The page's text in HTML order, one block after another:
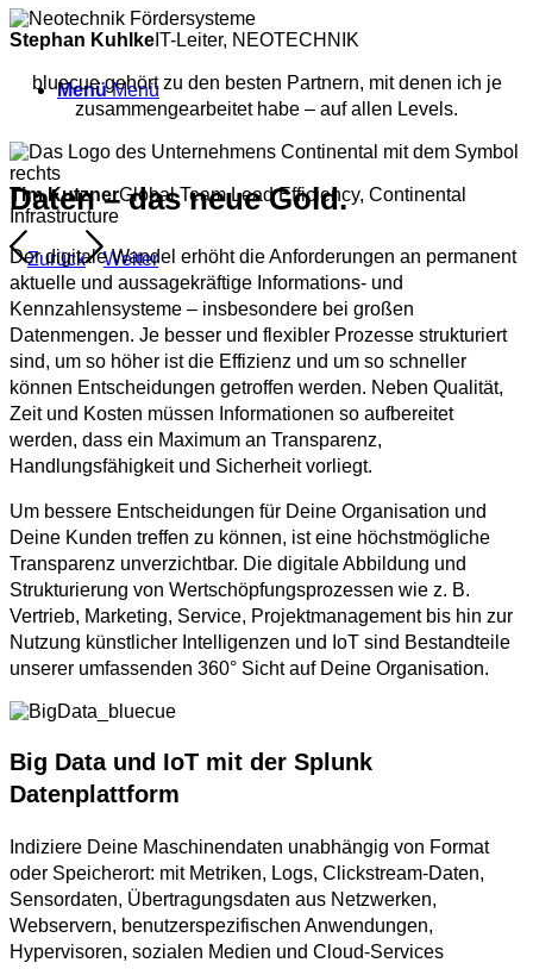
Menü Menü
Stephan Kuhlke IT-Leiter, NEOTECHNIK
bluecue gehört zu den besten Partnern, mit denen ich je
zusammengearbeitet habe – auf allen Levels.
Tim KutznerGlobal Team Lead Efficiency, Continental
Infrastructure
Zurück Weiter
Daten – das neue Gold.
Der digitale Wandel erhöht die Anforderungen an permanent
aktuelle und aussagekräftige Informations- und
Kennzahlensysteme – insbesondere bei großen
Datenmengen. Je besser und flexibler Prozesse strukturiert
sind, um so höher ist die Effizienz und um so schneller
können Entscheidungen getroffen werden. Neben Qualität,
Zeit und Kosten müssen Informationen so aufbereitet
werden, dass ein Maximum an Transparenz,
Handlungsfähigkeit und Sicherheit vorliegt.
Um bessere Entscheidungen für Deine Organisation und
Deine Kunden treffen zu können, ist eine höchstmögliche
Transparenz unverzichtbar. Die digitale Abbildung und
Strukturierung von Wertschöpfungsprozessen wie z. B.
Vertrieb, Marketing, Service, Projektmanagement bis hin zur
Nutzung künstlicher Intelligenzen und IoT sind Bestandteile
unserer umfassenden 360° Sicht auf Deine Organisation.
Big Data und IoT mit der Splunk
Datenplattform
Indiziere Deine Maschinendaten unabhängig von Format
oder Speicherort: mit Metriken, Logs, Clickstream-Daten,
Sensordaten, Übertragungsdaten aus Netzwerken,
Webservern, benutzerspezifischen Anwendungen,
Hypervisoren, sozialen Medien und Cloud-Services